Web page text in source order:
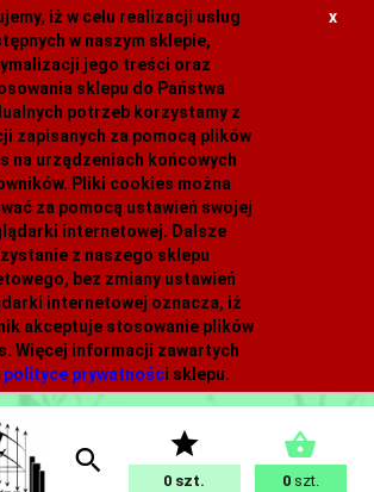
iż w celu realizacji usług
w naszym sklepie,
jego treści oraz
sklepu do Państwa
potrzeb korzystamy z
zapisanych za pomocą plików
na urządzeniach końcowych
Pliki cookies można
za pomocą ustawień swojej
internetowej. Dalsze
z naszego sklepu
bez zmiany ustawień
internetowej oznacza, iż
akceptuje stosowanie plików
Więcej informacji zawartych
polityce prywatności sklepu.
x
0 0 szt.